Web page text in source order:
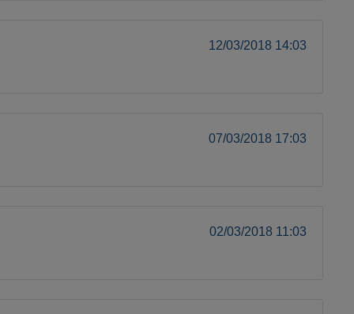
12/03/2018 14:03
07/03/2018 17:03
02/03/2018 11:03